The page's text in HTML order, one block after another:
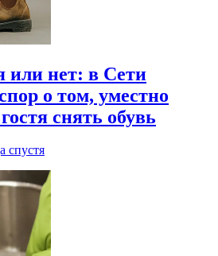
или нет: в Сети
о том, уместно
снять обувь
спустя